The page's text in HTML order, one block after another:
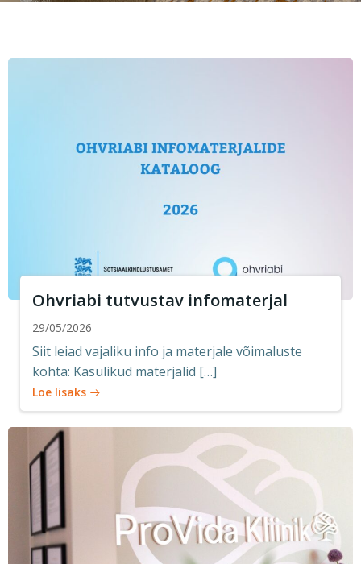
Ohvriabi tutvustav infomaterjal
29/05/2026
Siit leiad vajaliku info ja materjale võimaluste
kohta: Kasulikud materjalid […]
Loe lisaks